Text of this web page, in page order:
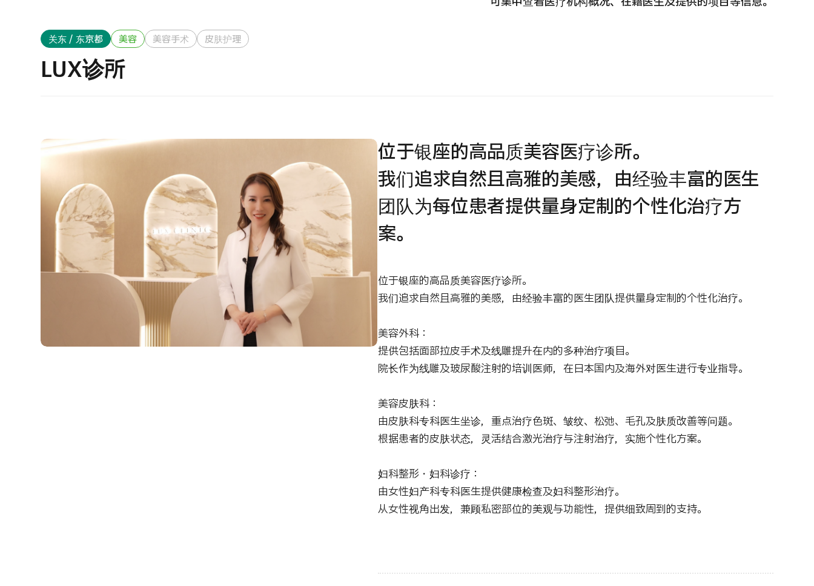
日语 英语 汉语 越南语
关东 / 东京都 美容 美容手术 皮肤护理
LUX诊所
位于银座的高品质美容医疗诊所。
我们追求自然且高雅的美感，由经验丰富的医生
团队为每位患者提供量身定制的个性化治疗方
案。
位于银座的高品质美容医疗诊所。
我们追求自然且高雅的美感，由经验丰富的医生团队提供量身定制的个性化治疗。
美容外科：
提供包括面部拉皮手术及线雕提升在内的多种治疗项目。
院长作为线雕及玻尿酸注射的培训医师，在日本国内及海外对医生进行专业指导。
美容皮肤科：
由皮肤科专科医生坐诊，重点治疗色斑、皱纹、松弛、毛孔及肤质改善等问题。
根据患者的皮肤状态，灵活结合激光治疗与注射治疗，实施个性化方案。
妇科整形・妇科诊疗：
由女性妇产科专科医生提供健康检查及妇科整形治疗。
从女性视角出发，兼顾私密部位的美观与功能性，提供细致周到的支持。